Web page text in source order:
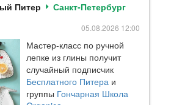
Питер Санкт-Петербург
05.08.2026 12:00
Мастер-класс по ручной
лепке из глины получит
случайный подписчик
Бесплатного Питера и
группы Гончарная Школа